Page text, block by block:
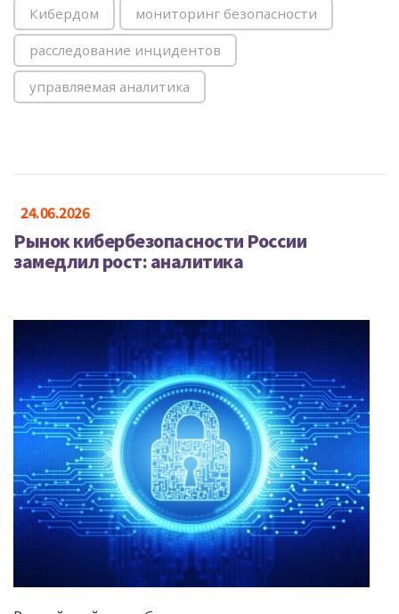
Кибердом мониторинг безопасности
расследование инцидентов
управляемая аналитика
24.06.2026
Рынок кибербезопасности России
замедлил рост: аналитика